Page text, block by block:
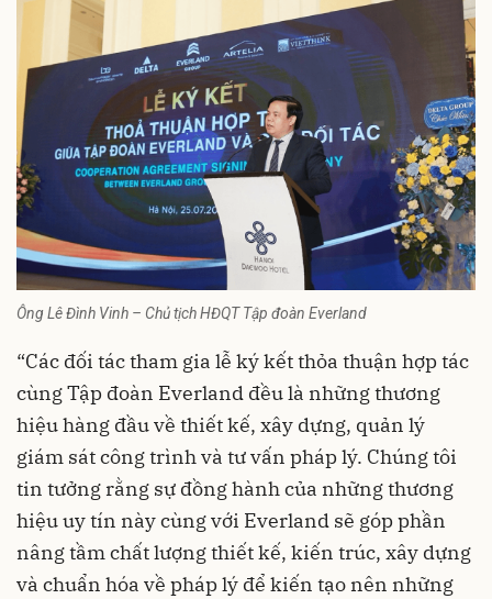
Ông Lê Đình Vinh – Chủ tịch HĐQT Tập đoàn Everland
“Các đối tác tham gia lễ ký kết thỏa thuận hợp tác
cùng Tập đoàn Everland đều là những thương
hiệu hàng đầu về thiết kế, xây dựng, quản lý
giám sát công trình và tư vấn pháp lý. Chúng tôi
tin tưởng rằng sự đồng hành của những thương
hiệu uy tín này cùng với Everland sẽ góp phần
nâng tầm chất lượng thiết kế, kiến trúc, xây dựng
và chuẩn hóa về pháp lý để kiến tạo nên những